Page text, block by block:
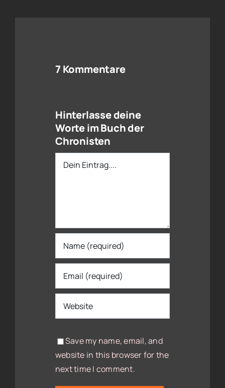
7 Kommentare
Hinterlasse deine
Worte im Buch der
Chronisten
Dein
Save my name, email, and
website in this browser for the
next time I comment.